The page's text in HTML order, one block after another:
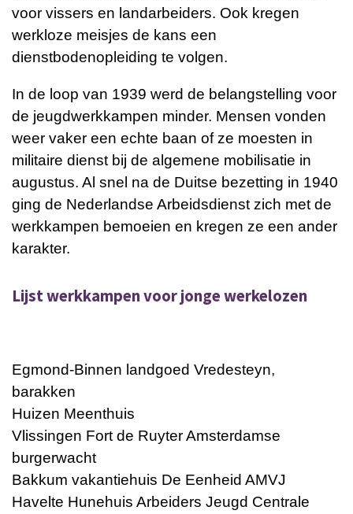
voor vissers en landarbeiders. Ook kregen
werkloze meisjes de kans een
dienstbodenopleiding te volgen.
In de loop van 1939 werd de belangstelling voor
de jeugdwerkkampen minder. Mensen vonden
weer vaker een echte baan of ze moesten in
militaire dienst bij de algemene mobilisatie in
augustus. Al snel na de Duitse bezetting in 1940
ging de Nederlandse Arbeidsdienst zich met de
werkkampen bemoeien en kregen ze een ander
karakter.
Lijst werkkampen voor jonge werkelozen
Egmond-Binnen landgoed Vredesteyn,
barakken
Huizen Meenthuis
Vlissingen Fort de Ruyter Amsterdamse
burgerwacht
Bakkum vakantiehuis De Eenheid AMVJ
Havelte Hunehuis Arbeiders Jeugd Centrale